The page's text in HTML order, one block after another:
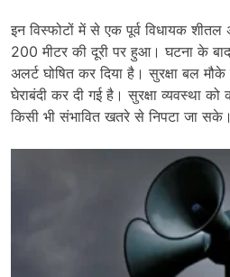
इन विस्फोटों में से एक पूर्व विधायक
200 मीटर की दूरी पर हुआ। घटना के
अलर्ट घोषित कर दिया है। सुरक्षा बल
घेराबंदी कर दी गई है। सुरक्षा व्यवस्था को
किसी भी संभावित खतरे से निपटा जा सके।